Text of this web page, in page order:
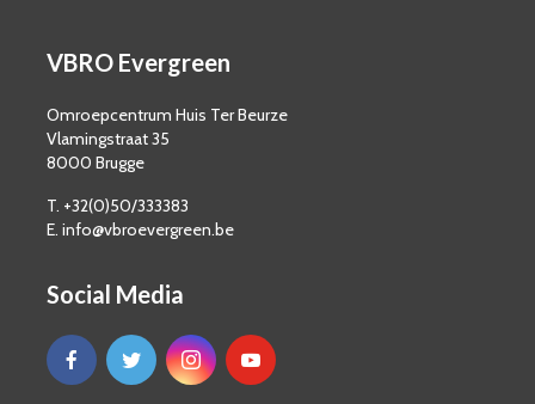
VBRO Evergreen
Omroepcentrum Huis Ter Beurze
Vlamingstraat 35
8000 Brugge
T. +32(0)50/333383
E. info@vbroevergreen.be
Social Media